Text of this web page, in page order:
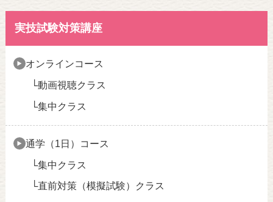
実技試験対策講座
オンラインコース
動画視聴クラス
集中クラス
通学（1日）コース
集中クラス
直前対策（模擬試験）クラス